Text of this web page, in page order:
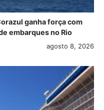
ganha força com
embarques no Rio
agosto 8, 2026